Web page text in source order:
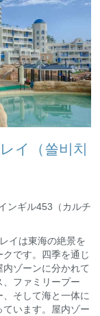
イ（쏠비치
ンギル453（カルチ
イは東海の絶景を
です。四季を通じ
ゾーンに分かれて
ファミリープー
そして海と一体に
います。屋内ゾー